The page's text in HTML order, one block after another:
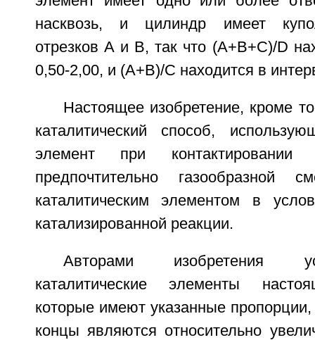
насквозь, и цилиндр имеет
отрезков А и В, так что (A+B+C)/D
0,50-2,00, и (А+В)/С находится в
Настоящее изобретение, кроме
каталитический способ,
элемент при контактировании
предпочтительно газообразной
каталитическим элементом в
катализированной реакции.
Авторами изобретения
каталитические элементы
которые имеют указанные
концы являются относительно